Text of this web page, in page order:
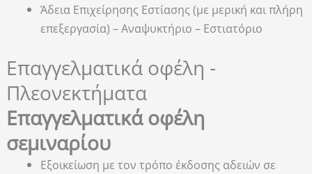
Άδεια Επιχείρησης Εστίασης (με μερική και πλήρη
επεξεργασία) – Αναψυκτήριο – Εστιατόριο
Επαγγελματικά οφέλη -
Πλεονεκτήματα
Επαγγελματικά οφέλη
σεμιναρίου
Εξοικείωση με τον τρόπο έκδοσης αδειών σε